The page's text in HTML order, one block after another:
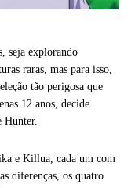
seja explorando
raras, mas para isso,
tão perigosa que
12 anos, decide
Hunter.
e Killua, cada um com
diferenças, os quatro